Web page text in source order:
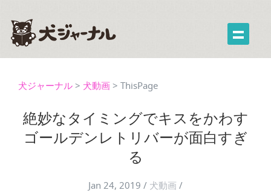
犬ジャーナル > 犬動画 > ThisPage
絶妙なタイミングでキスをかわす
ゴールデンレトリバーが面白すぎ
る
Jan 24, 2019 / 犬動画 /